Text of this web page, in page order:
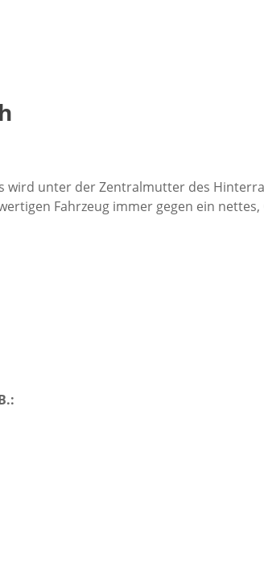
wird unter der Zentralmutter des
Fahrzeug immer gegen ein